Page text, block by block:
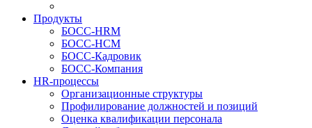
Продукты
БОСС-HRM
БОСС-HCM
БОСС-Кадровик
БОСС-Компания
HR-процессы
Организационные структуры
Профилирование должностей и позиций
Оценка квалификации персонала